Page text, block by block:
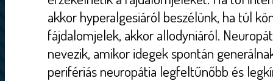
akkor hyperalgesiáról beszélünk, ha túl
fájdalomjelek, akkor allodyniáról.
nevezik, amikor idegek spontán
perifériás neuropátia legfeltűnőbb és